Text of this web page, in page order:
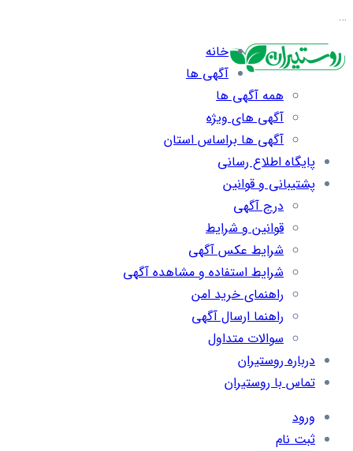
…
خانه
آگهی ها
همه آگهی ها
آگهی های ویژه
آگهی ها براساس استان
پایگاه اطلاع رسانی
پشتیبانی و قوانین
درج آگهی
قوانین و شرایط
شرایط عکس آگهی
شرایط استفاده و مشاهده آگهی
راهنمای خرید امن
راهنما ارسال آگهی
سوالات متداول
درباره روستیران
تماس با روستیران
ورود
ثبت نام